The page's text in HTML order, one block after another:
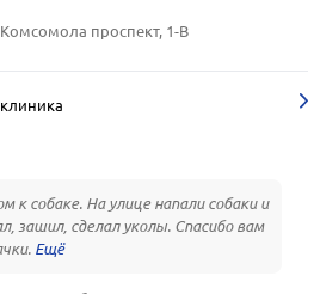
проспект, 1-В
к собаке. На улице напали собаки и
зашил, сделал уколы. Спасибо вам